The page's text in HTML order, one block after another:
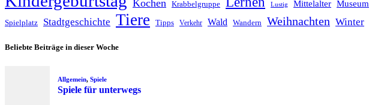
Kochen Krabbelgruppe Lustig Mittelalter Museum
Spielplatz Stadtgeschichte Tiere Tipps Verkehr Wald Wandern Weihnachten Winter
Beliebte Beiträge in dieser Woche
Allgemein, Spiele
Spiele für unterwegs